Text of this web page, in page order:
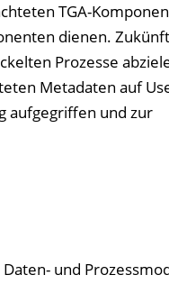
TGA-
dienen.
Prozesse
Metadaten auf
aufgegriffen und zur
und